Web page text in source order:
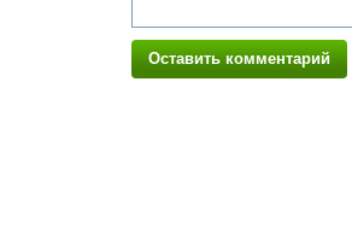
Оставить комментарий